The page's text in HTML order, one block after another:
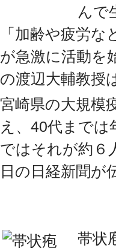
んで
「加齢や疲労
が急激に活動を
の渡辺大輔教授
宮崎県の大規模
え、40代まで
ではそれが約６
日の日経新聞が
帯状